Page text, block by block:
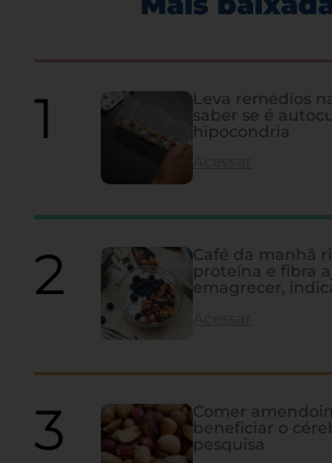
Leva remédios
saber se é
hipocondria
Café da manhã
proteína e fibra
emagrecer,
Comer
beneficiar o
pesquisa